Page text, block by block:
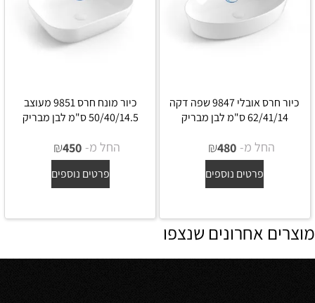
כיור חרס אובלי 9847 שפה דקה
62/41/14 ס"מ לבן מבריק
החל מ- ₪480
פרטים נוספים
כיור מונח חרס 9851 מעוצב
50/40/14.5 ס"מ לבן מבריק
החל מ- ₪450
פרטים נוספים
מוצרים אחרונים שנצפו